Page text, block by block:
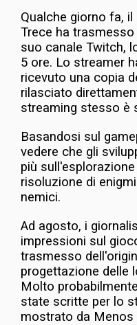
Qualche giorno fa,
Trece ha trasmesso
suo canale Twitch,
5 ore. Lo streamer
ricevuto una copia
rilasciato
streaming stesso è
Basandosi sul
vedere che gli
più
risoluzione di
nemici.
Ad agosto, i
impressioni sul
trasmesso
progettazione delle
Molto
state scritte per lo
mostrato da Menos